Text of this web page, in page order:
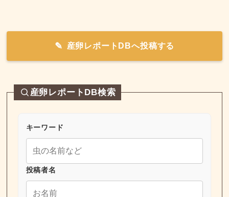
産卵レポートDBへ投稿する
産卵レポートDB検索
キーワード
投稿者名